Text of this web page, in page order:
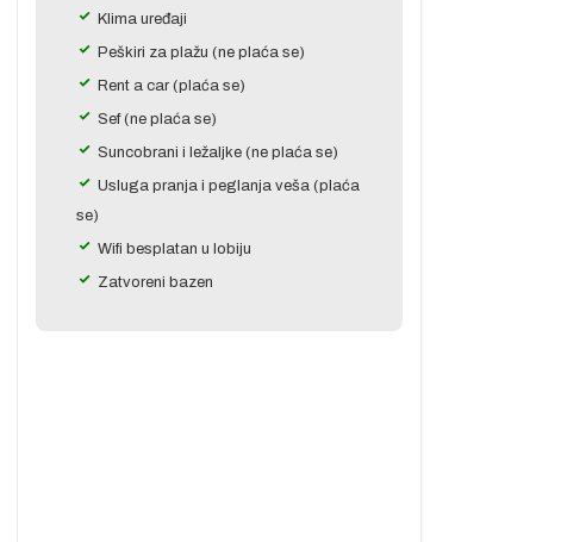
Klima uređaji
Peškiri za plažu (ne plaća se)
Rent a car (plaća se)
Sef (ne plaća se)
Suncobrani i ležaljke (ne plaća se)
Usluga pranja i peglanja veša (plaća
se)
Wifi besplatan u lobiju
Zatvoreni bazen